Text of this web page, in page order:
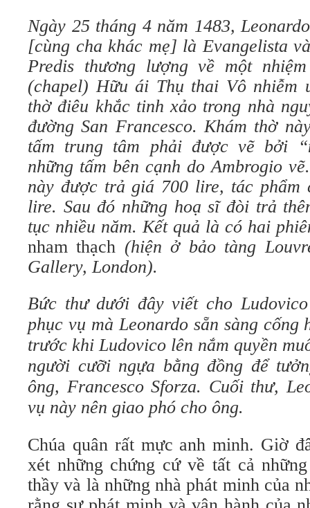
Ngày 25 tháng 4 năm 1483,
[cùng cha khác mẹ] là Evangelista
Predis thương lượng về một
(chapel) Hữu ái Thụ thai Vô nhiễm
thờ điêu khắc tinh xảo trong nhà
đường San Francesco. Khám thờ
tấm trung tâm phải được vẽ bởi
những tấm bên cạnh do Ambrogio
này được trả giá 700 lire, tác phẩm
lire. Sau đó những hoạ sĩ đòi trả
tục nhiều năm. Kết quả là có hai
nham thạch (hiện ở bảo tàng
Gallery, London).
Bức thư dưới đây viết cho
phục vụ mà Leonardo sẵn sàng
trước khi Ludovico lên nắm quyền
người cưỡi ngựa bằng đồng để
ông, Francesco Sforza. Cuối thư,
vụ này nên giao phó cho ông.
Chúa quân rất mực anh minh. Giờ
xét những chứng cứ về tất cả
thầy và là những nhà phát minh của